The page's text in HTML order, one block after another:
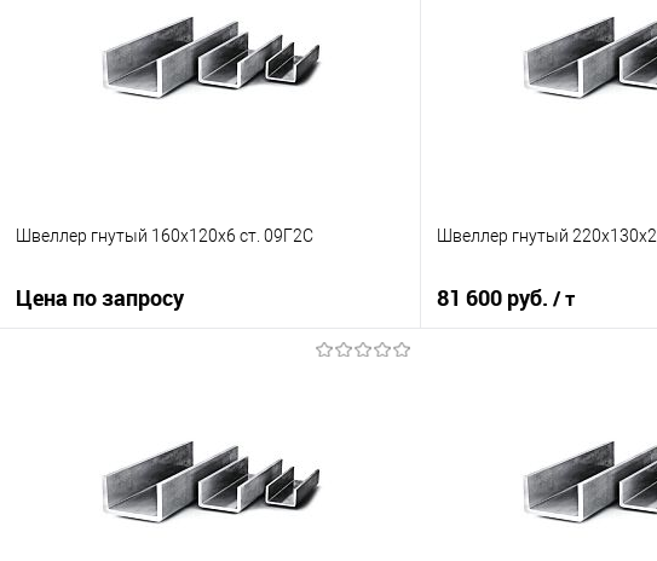
Швеллер гнутый 160х120х6 ст. 09Г2С
Цена по запросу
Купить в 1 клик
Сравнение
В избранное
Под заказ
Швеллер гнутый 220х130х2
81 600 руб. / т
Купить в 1 клик
В избранное